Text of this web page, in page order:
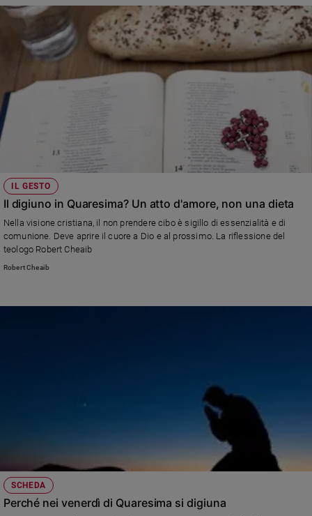
IL GESTO
Il digiuno in Quaresima? Un atto d'amore, non una dieta
Nella visione cristiana, il non prendere cibo è sigillo di essenzialità e di
comunione. Deve aprire il cuore a Dio e al prossimo. La riflessione del
teologo Robert Cheaib
Robert Cheaib
SCHEDA
Perché nei venerdì di Quaresima si digiuna